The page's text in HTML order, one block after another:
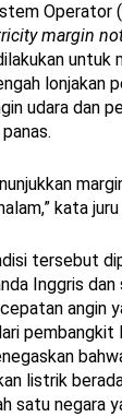
Operator
margin
untuk
lonjakan
udara dan
kata juru
tersebut
Inggris dan
angin
listrik
satu negara